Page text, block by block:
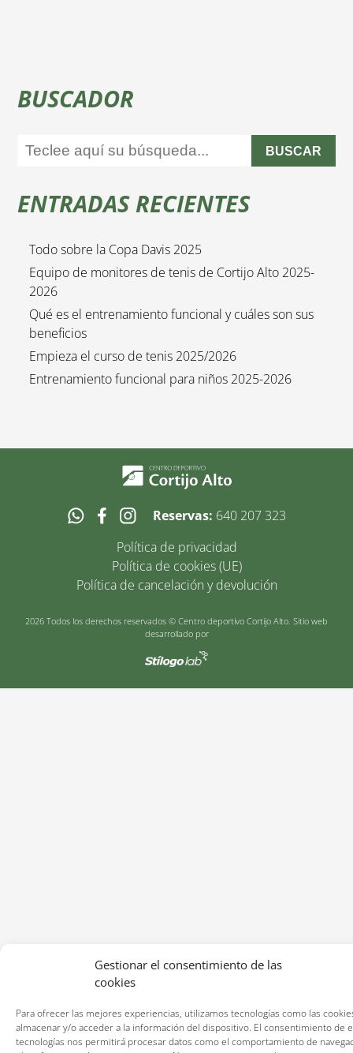
Gestionar el consentimiento de las
cookies
Para ofrecer las mejores experiencias, utilizamos tecnologías como las
almacenar y/o acceder a la información del dispositivo. El consentimiento de
tecnologías nos permitirá procesar datos como el comportamiento de
BUSCADOR
BUSCAR
ENTRADAS RECIENTES
Todo sobre la Copa Davis 2025
Equipo de monitores de tenis de Cortijo Alto 2025-
2026
Qué es el entrenamiento funcional y cuáles son sus
beneficios
Empieza el curso de tenis 2025/2026
Entrenamiento funcional para niños 2025-2026
Reservas: 640 207 323
Política de privacidad
Política de cookies (UE)
Política de cancelación y devolución
2026 Todos los derechos reservados © Centro deportivo Cortijo Alto. Sitio web
desarrollado por